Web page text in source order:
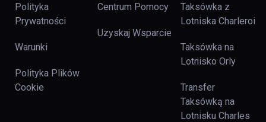
Polityka
Prywatności
Warunki
Polityka Plików
Cookie
Centrum Pomocy
Uzyskaj Wsparcie
Taksówka z
Lotniska Charleroi
Taksówka na
Lotnisko Orly
Transfer
Taksówką na
Lotnisku Charles